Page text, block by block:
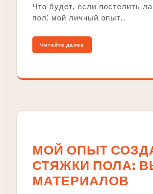
Что будет, если постелить
пол⁚ мой личный опыт…
Читайте далее
МОЙ ОПЫТ
СТЯЖКИ ПОЛА:
МАТЕРИАЛОВ